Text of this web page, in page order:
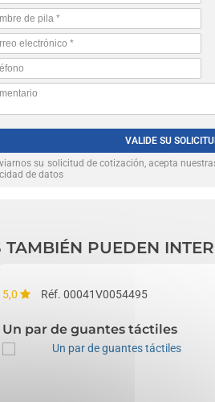
VALIDE SU
su solicitud de cotización, acepta
de datos
PUEDEN
5,0 Réf. 00041V0054495
Un par de guantes táctiles